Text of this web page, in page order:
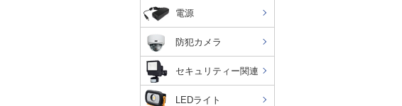
電源
防犯カメラ
セキュリティー関連
LEDライト